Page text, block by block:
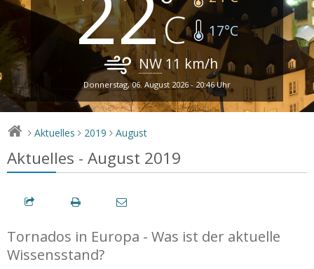
17°C
NW11 km/h
Donnerstag, 06. August 2026 - 20:46 Uhr
> Aktuelles > 2019 > August
Aktuelles - August 2019
Tornados in Europa - Was ist der aktuelle
Wissensstand?